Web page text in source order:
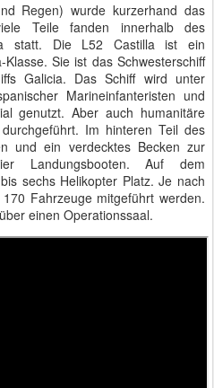
Regen) wurde kurzerhand das
Teile fanden innerhalb des
statt. Die L52 Castilla ist ein
Sie ist das Schwesterschiff
Galicia. Das Schiff wird unter
Marineinfanteristen und
genutzt. Aber auch humanitäre
Im hinteren Teil des
und ein verdecktes Becken zur
Landungsbooten. Auf dem
sechs Helikopter Platz. Je nach
Fahrzeuge mitgeführt werden.
einen Operationssaal.